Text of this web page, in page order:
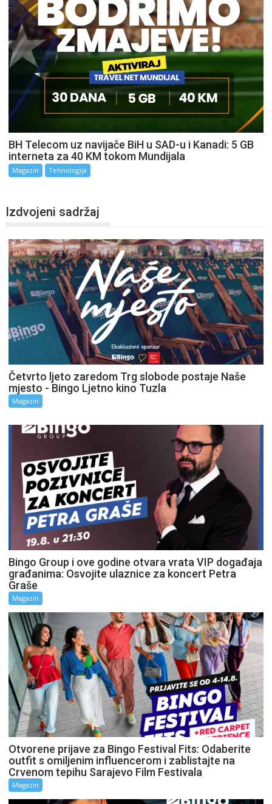
BH Telecom uz navijače BiH u SAD-u i Kanadi: 5 GB
interneta za 40 KM tokom Mundijala
Magazin Tehnologija
Izdvojeni sadržaj
Četvrto ljeto zaredom Trg slobode postaje Naše
mjesto - Bingo Ljetno kino Tuzla
Magazin
Bingo Group i ove godine otvara vrata VIP događaja
građanima: Osvojite ulaznice za koncert Petra
Graše
Magazin
Otvorene prijave za Bingo Festival Fits: Odaberite
outfit s omiljenim influencerom i zablistajte na
Crvenom tepihu Sarajevo Film Festivala
Magazin